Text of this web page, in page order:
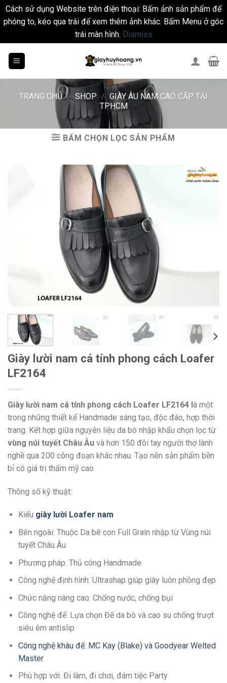
Cách sử dụng Website trên điện thoại: Bấm ảnh sản phẩm để
phóng to, kéo qua trái để xem thêm ảnh khác. Bấm Menu ở góc
trái màn hình. Dismiss
TRANG CHỦ / SHOP / GIÀY ÂU NAM CAO CẤP TẠI
TPHCM
BẤM CHỌN LỌC SẢN PHẨM
Giày lười nam cá tính phong cách Loafer
LF2164
Giày lười nam cá tính phong cách Loafer LF2164 là một
trong những thiết kế Handmade sáng tạo, độc đáo, hợp thời
trang. Kết hợp giữa nguyên liệu da bò nhập khẩu chọn lọc từ
vùng núi tuyết Châu Âu và hơn 150 đôi tay người thợ lành
nghề qua 200 công đoạn khác nhau. Tạo nên sản phẩm bền
bỉ có giá trị thẩm mỹ cao.
Thông số kỹ thuật:
Kiểu giày lười Loafer nam
Bên ngoài: Thuộc Da bê con Full Grain nhập từ Vùng núi
tuyết Châu Âu
Phương pháp: Thủ công Handmade
Công nghệ định hình: Ultrashap giúp giày luôn phồng đẹp
Chức năng nâng cao: Chống nước, chống bụi
Công nghệ đế: Lựa chọn Đế da bò và cao su chống trượt
siêu êm antislip
Công nghệ khâu đế: MC Kay (Blake) và Goodyear Welted
Master
Phù hợp với: Đi làm, đi chơi, đám tiệc Party